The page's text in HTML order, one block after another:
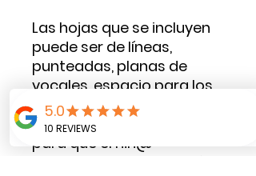
Las hojas que se incluyen
puede ser de líneas,
punteadas, planas de
vocales, espacio para los
números del 1 al 10, dibujos
para colorear, dibujos
para que el niñ@